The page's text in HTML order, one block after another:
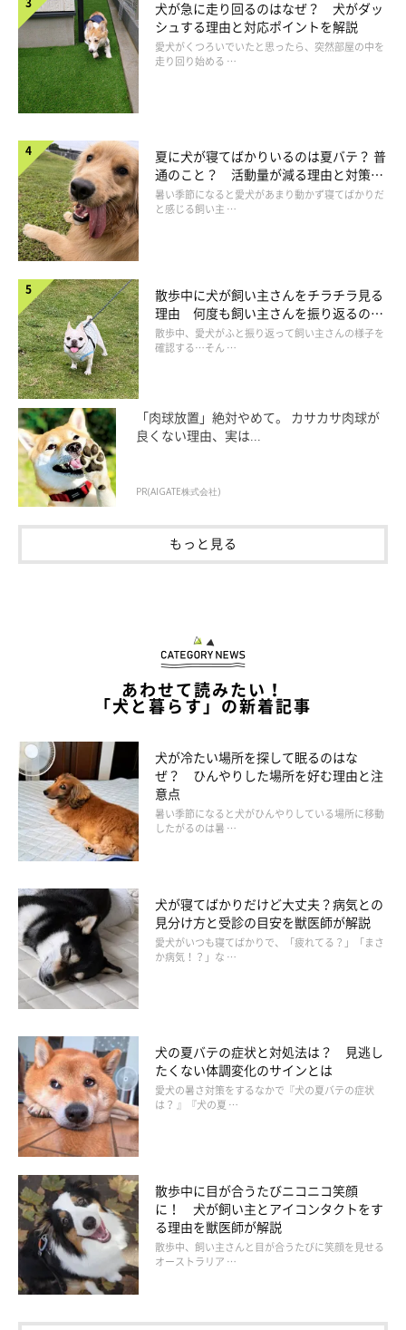
犬の腹水は気がつきにくいことが多い
犬の腹水の異変に気が付くためには、愛犬の日々の観察が欠かせ
ませんが、犬の外側の見た目からは気がつきにくいといわれてい
また、太っているコの場合はもとからおなかが出ているため、お
なかが膨れていることがわかりにくいです。
一般的に、腹水の症状がみられる犬は痩せてきている状態である
になります。しかし、そこまで腹水がたまっているときは、病気
が進行している状態だといえるでしょう。
犬の腹水に気が付くポイント
犬が急に走り回るのはなぜ？ 犬がダッ
シュする理由と対応ポイントを解説
愛犬がくつろいでいたと思ったら、突然部屋の中を
走り回り始める …
夏に犬が寝てばかりいるのは夏バテ？ 普
通のこと？ 活動量が減る理由と対策と
は
暑い季節になると愛犬があまり動かず寝てばかりだ
と感じる飼い主 …
散歩中に犬が飼い主さんをチラチラ見る
理由 何度も飼い主さんを振り返るのは
なぜ？
散歩中、愛犬がふと振り返って飼い主さんの様子を
確認する…そん …
「肉球放置」絶対やめて。 カサカサ肉球が
良くない理由、実は...
PR(AIGATE株式会社)
もっと見る
あわせて読みたい！
「犬と暮らす」の新着記事
犬が冷たい場所を探して眠るのはな
ぜ？ ひんやりした場所を好む理由と注
意点
暑い季節になると犬がひんやりしている場所に移動
したがるのは暑 …
犬が寝てばかりだけど大丈夫？病気との
見分け方と受診の目安を獣医師が解説
愛犬がいつも寝てばかりで、「疲れてる？」「まさ
か病気！？」な …
犬の夏バテの症状と対処法は？ 見逃し
たくない体調変化のサインとは
愛犬の暑さ対策をするなかで『犬の夏バテの症状
は？ 』『犬の夏 …
散歩中に目が合うたびニコニコ笑顔
に！ 犬が飼い主とアイコンタクトをす
る理由を獣医師が解説
散歩中、飼い主さんと目が合うたびに笑顔を見せる
オーストラリア …